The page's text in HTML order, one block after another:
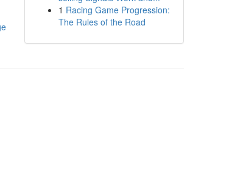
1 Racing Game Progression:
The Rules of the Road